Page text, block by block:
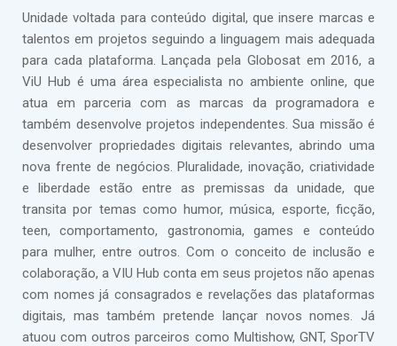
Unidade voltada para conteúdo digital, que insere marcas e
talentos em projetos seguindo a linguagem mais adequada
para cada plataforma. Lançada pela Globosat em 2016, a
ViU Hub é uma área especialista no ambiente online, que
atua em parceria com as marcas da programadora e
também desenvolve projetos independentes. Sua missão é
desenvolver propriedades digitais relevantes, abrindo uma
nova frente de negócios. Pluralidade, inovação, criatividade
e liberdade estão entre as premissas da unidade, que
transita por temas como humor, música, esporte, ficção,
teen, comportamento, gastronomia, games e conteúdo
para mulher, entre outros. Com o conceito de inclusão e
colaboração, a VIU Hub conta em seus projetos não apenas
com nomes já consagrados e revelações das plataformas
digitais, mas também pretende lançar novos nomes. Já
atuou com outros parceiros como Multishow, GNT, SporTV